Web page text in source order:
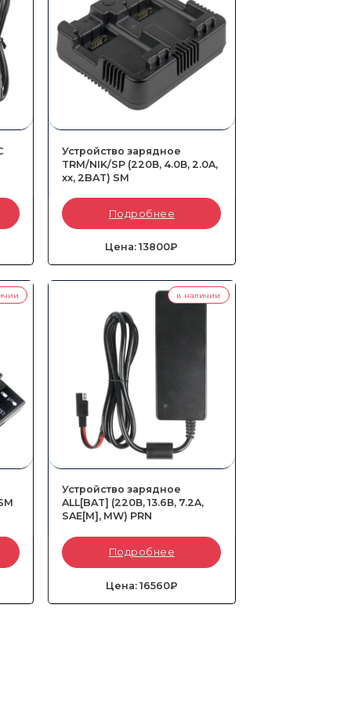
Устройство зарядное
TRM/NIK/SP (220В, 4.0В, 2.0A,
xx, 2BAT) SM
Артикул:
Тип::
Сетевой
Совместимые аккумуляторы::
Подробнее
Цена: 13800₽
в наличии
Устройство зарядное
ALL[BAT] (220В, 13.6В, 7.2A,
SAE[M], MW) PRN
Артикул:
Тип::
Сетевой
Совместимые аккумуляторы::
Подробнее
Цена: 16560₽